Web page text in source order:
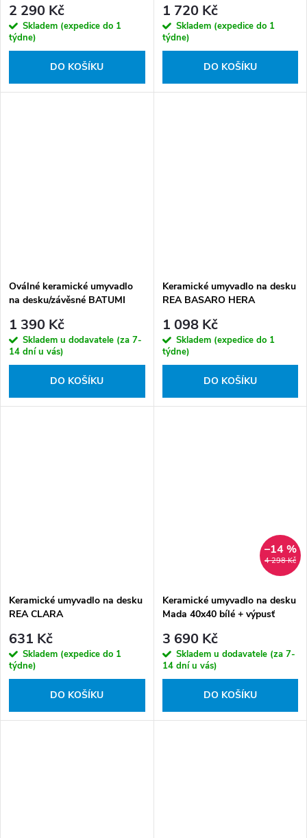
2 290 Kč
Skladem (expedice do 1
týdne)
DO KOŠÍKU
1 720 Kč
Skladem (expedice do 1
týdne)
DO KOŠÍKU
Oválné keramické umyvadlo
na desku/závěsné BATUMI
1 390 Kč
Skladem u dodavatele (za 7-
14 dní u vás)
DO KOŠÍKU
Keramické umyvadlo na desku
REA BASARO HERA
1 098 Kč
Skladem (expedice do 1
týdne)
DO KOŠÍKU
Keramické umyvadlo na desku
REA CLARA
631 Kč
Skladem (expedice do 1
týdne)
DO KOŠÍKU
4 298 Kč
–14 %
Keramické umyvadlo na desku
Mada 40x40 bílé + výpusť
3 690 Kč
Skladem u dodavatele (za 7-
14 dní u vás)
DO KOŠÍKU